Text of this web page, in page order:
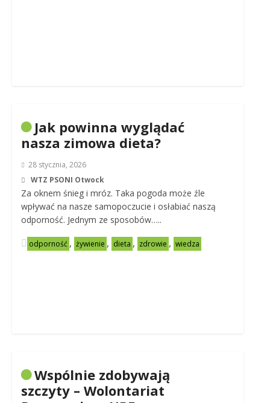
Jak powinna wyglądać
nasza zimowa dieta?
28 stycznia, 2026
WTZ PSONI Otwock
Za oknem śnieg i mróz. Taka pogoda może źle
wpływać na nasze samopoczucie i osłabiać naszą
odporność. Jednym ze sposobów…..
odporność , żywienie , dieta , zdrowie , wiedza
Wspólnie zdobywają
szczyty – Wolontariat